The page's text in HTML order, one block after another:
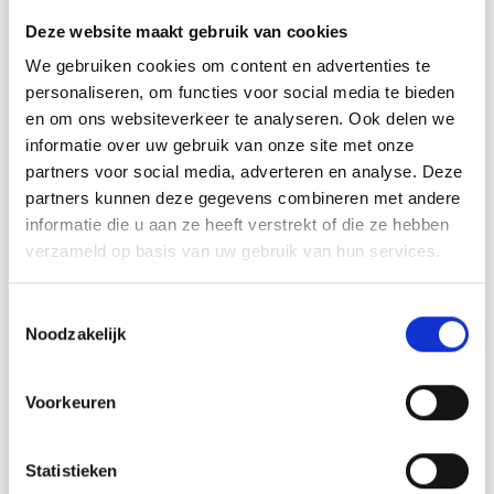
Deze website maakt gebruik van cookies
We gebruiken cookies om content en advertenties te
personaliseren, om functies voor social media te bieden
en om ons websiteverkeer te analyseren. Ook delen we
informatie over uw gebruik van onze site met onze
partners voor social media, adverteren en analyse. Deze
partners kunnen deze gegevens combineren met andere
informatie die u aan ze heeft verstrekt of die ze hebben
verzameld op basis van uw gebruik van hun services.
Noodzakelijk
Voorkeuren
Statistieken
Groupe de fils B
-------------------------------------------------------
TAILLES:
S – M – L – XL – XXL – XXXL
DROPS BELLE de Garnstudio (appartient au groupe de fils
B)
250-250-300-300-350-350 g coloris 16, mauve
pour le point texturé.
AIGUILLE CIRCULAIRE DROPS n°3 – en 60 cm, pour les
La taille des aiguilles est uniquement indiquée à titre